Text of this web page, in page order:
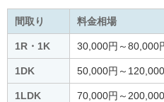
間取り 料金相場
1R・1K 30,000円～80,000
1DK 50,000円～
1LDK 70,000円～